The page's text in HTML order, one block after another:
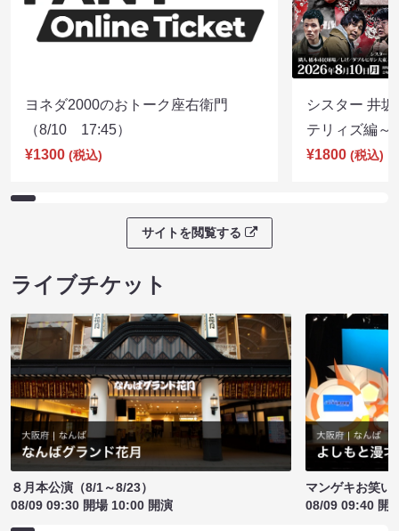
ヨネダ2000のおトーク座右衛門
（8/10 17:45）
¥1300 (税込)
シスター 井
テリィズ編
¥1800 (税込)
サイトを閲覧する
ライブチケット
８月本公演（8/1～8/23）
08/09 09:30 開場 10:00 開演
マンゲキお笑い
08/09 09:40 開